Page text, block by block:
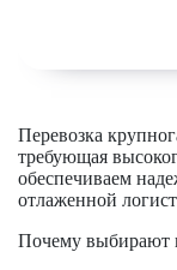
Перевозка
требующая
обеспечиваем
отлаженной
Почему выбирают